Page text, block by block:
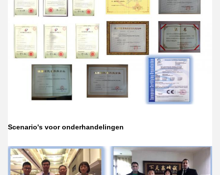
Scenario's voor onderhandelingen